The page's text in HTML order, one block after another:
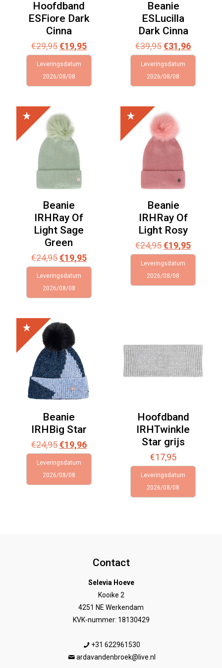
Hoofdband
ESFiore Dark
Cinna
€29,95Oorspronkelijke
prijs
was:
€29,95.
€19,95Huidige
prijs
€19,95.
Leveringsdatum
2026/08/08
Beanie
ESLucilla
Dark Cinna
€39,95
prijs
was:
€39,95.
€31,96Huidige
prijs
€31,96.
Leveringsdatum
2026/08/08
Beanie
IRHRay Of
Light Sage
Green
€24,95Oorspronkelijke
prijs
was:
€24,95.
€19,95Huidige
prijs
€19,95.
Leveringsdatum
2026/08/08
Beanie
IRHRay Of
Light Rosy
€24,95
prijs
was:
€24,95.
€19,95Huidige
prijs
€19,95.
Leveringsdatum
2026/08/08
Beanie
IRHBig Star
€24,95Oorspronkelijke
prijs
was:
€24,95.
€19,96Huidige
prijs
€19,96.
Leveringsdatum
2026/08/08
Hoofdband
IRHTwinkle
Star grijs
€17,95
Leveringsdatum
2026/08/08
Contact
Selevia Hoeve
Kooike 2
4251 NE Werkendam
KVK-nummer: 18130429
+31 622961530
ardavandenbroek@live.nl